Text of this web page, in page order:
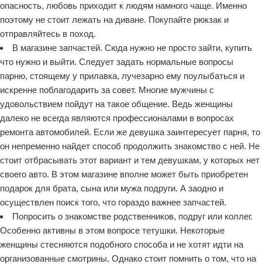
опасность, любовь приходит к людям намного чаще. Именно
поэтому не стоит лежать на диване. Покупайте рюкзак и
отправляйтесь в поход.
В магазине запчастей. Сюда нужно не просто зайти, купить
что нужно и выйти. Следует задать нормальные вопросы
парню, стоящему у прилавка, лучезарно ему поулыбаться и
искренне поблагодарить за совет. Многие мужчины с
удовольствием пойдут на такое общение. Ведь женщины
далеко не всегда являются профессионалами в вопросах
ремонта автомобилей. Если же девушка заинтересует парня, то
он непременно найдет способ продолжить знакомство с ней. Не
стоит отбрасывать этот вариант и тем девушкам, у которых нет
своего авто. В этом магазине вполне может быть приобретен
подарок для брата, сына или мужа подруги. А заодно и
осуществлен поиск того, что гораздо важнее запчастей.
Попросить о знакомстве родственников, подруг или коллег.
Особенно активны в этом вопросе тетушки. Некоторые
женщины стесняются подобного способа и не хотят идти на
организованные смотрины. Однако стоит помнить о том, что на